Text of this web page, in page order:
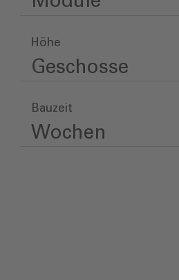
Höhe
Geschosse
Bauzeit
Wochen